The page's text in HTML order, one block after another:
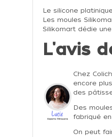
Le silicone
Les moules
Silikomart dédie
L'avis
Chez
encore
des
Des
fabriqué
On peut